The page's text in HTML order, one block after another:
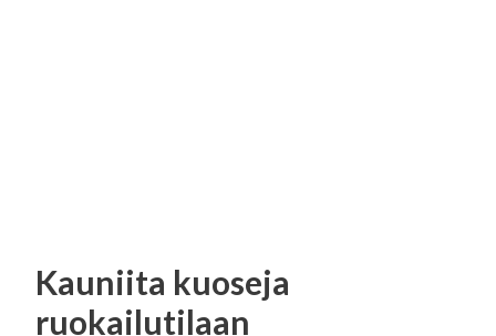
Kauniita kuoseja
ruokailutilaan